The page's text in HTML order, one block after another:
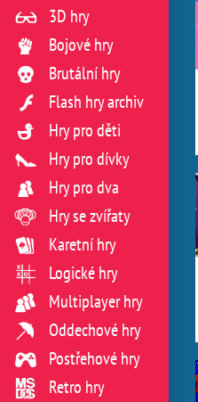
3D hry
Bojové hry
Brutální hry
Flash hry archiv
Hry pro děti
Hry pro dívky
Hry pro dva
Hry se zvířaty
Karetní hry
Logické hry
Multiplayer hry
Oddechové hry
Postřehové hry
Retro hry